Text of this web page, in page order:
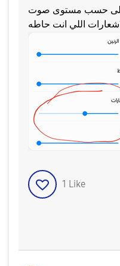
على حسب مستوى صوت
1 Like